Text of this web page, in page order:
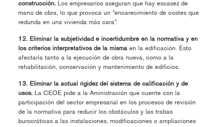
construcción. Los empresarios aseguran que hay escasez de
mano de obra, lo que provoca un “encarecimiento de costes que
redunda en una vivienda más cara”.
12. Eliminar la subjetividad e incertidumbre en la normativa y en
los criterios interpretativos de la misma en la edificación. Esto
afectaría tanto a la ejecución de obra nueva, como a la
rehabilitación, conservación y mantenimiento de edificios.
13. Eliminar la actual rigidez del sistema de calificación y de
usos. La CEOE pide a la Aministración que cuente con la
participación del sector empresarial en los procesos de revisión
de la normativa para reducir los obstáculos y las trabas
burocráticas a las instalaciones, modificaciones o ampliaciones